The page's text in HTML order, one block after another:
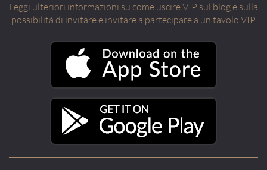
Leggi ulteriori informazioni su come uscire VIP sul blog e sulla
possibilità di invitare e invitare a partecipare a un tavolo VIP.